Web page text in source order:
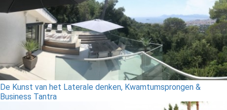
De Kunst van het Laterale denken, Kwamtumsprongen &
Business Tantra